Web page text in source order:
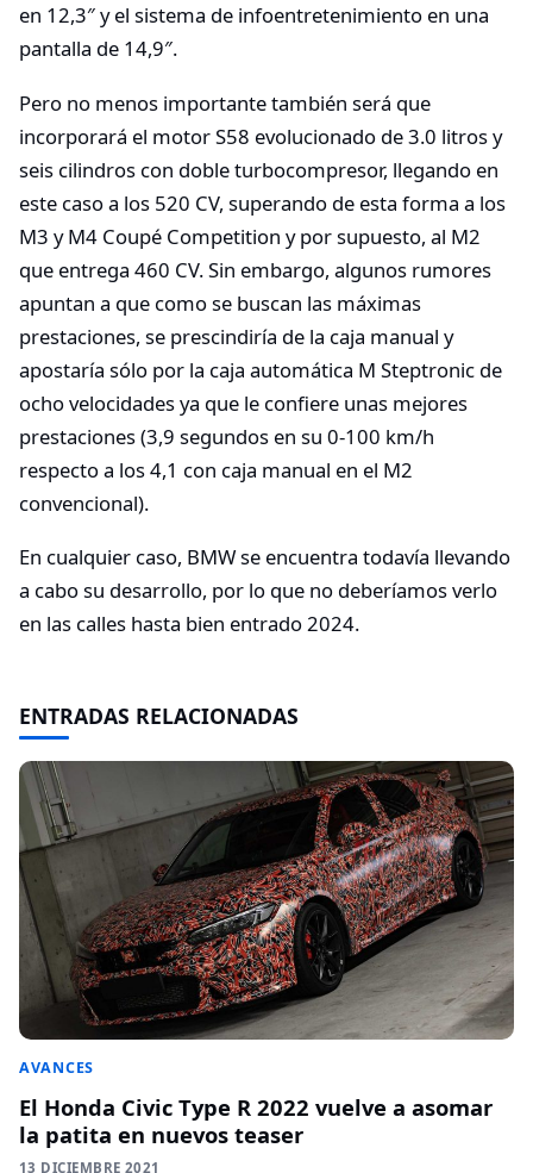
en 12,3″ y el sistema de infoentretenimiento en una
pantalla de 14,9″.
Pero no menos importante también será que
incorporará el motor S58 evolucionado de 3.0 litros y
seis cilindros con doble turbocompresor, llegando en
este caso a los 520 CV, superando de esta forma a los
M3 y M4 Coupé Competition y por supuesto, al M2
que entrega 460 CV. Sin embargo, algunos rumores
apuntan a que como se buscan las máximas
prestaciones, se prescindiría de la caja manual y
apostaría sólo por la caja automática M Steptronic de
ocho velocidades ya que le confiere unas mejores
prestaciones (3,9 segundos en su 0-100 km/h
respecto a los 4,1 con caja manual en el M2
convencional).
En cualquier caso, BMW se encuentra todavía llevando
a cabo su desarrollo, por lo que no deberíamos verlo
en las calles hasta bien entrado 2024.
ENTRADAS RELACIONADAS
AVANCES
El Honda Civic Type R 2022 vuelve a asomar
la patita en nuevos teaser
13 DICIEMBRE 2021